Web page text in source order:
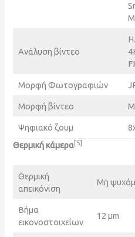
Ανάλυση βίντεο
Μορφή Φωτογραφιών
Μορφή βίντεο
Ψηφιακό ζουμ
Θερμική κάμερα[5]
Θερμική
απεικόνιση
Μη
Βήμα
εικονοστοιχείων
12 μm